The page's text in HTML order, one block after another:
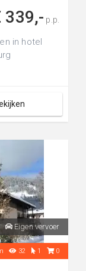
339,- p.p.
in hotel
Eigen vervoer
32 1 0